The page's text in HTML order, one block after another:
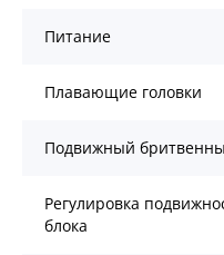
Питание
Плавающие головки
Подвижный
Регулировка
блока